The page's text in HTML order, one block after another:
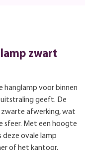
zwart
hanglamp voor binnen
geeft. De
zwarte afwerking, wat
sfeer. Met een hoogte
deze ovale lamp
of het kantoor.